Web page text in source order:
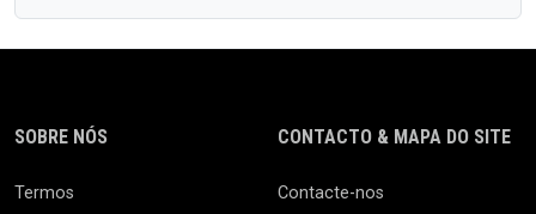
SOBRE NÓS
Termos
CONTACTO & MAPA DO SITE
Contacte-nos